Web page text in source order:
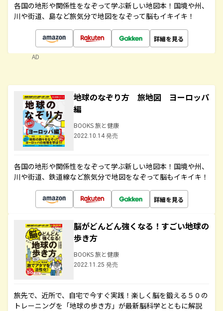
各国の地形や関係性をなぞって学ぶ新しい地図本！国境や州、
川や街道、島など旅気分で地図をなぞって脳もイキイキ！
詳細を見る
AD
地球のなぞり方 旅地図 ヨーロッパ
編
BOOKS 旅と健康
2022.10.14 発売
各国の地形や関係性をなぞって学ぶ新しい地図本！国境や州、
川や街道、鉄道線など旅気分で地図をなぞって脳もイキイキ！
詳細を見る
脳がどんどん強くなる！すごい地球の
歩き方
BOOKS 旅と健康
2022.11.25 発売
旅先で、近所で、自宅で今すぐ実践！楽しく脳を鍛える５０の
トレーニングを「地球の歩き方」が最新脳科学とともに解説